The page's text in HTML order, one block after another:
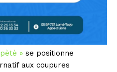
» se positionne
aux coupures